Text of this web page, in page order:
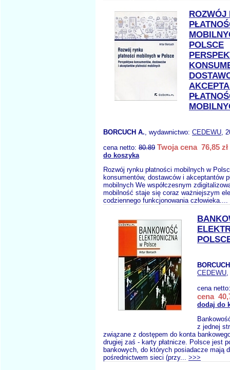
ROZWÓJ
POLSCE
BORCUCH A., wydawnictwo: CEDEWU,
cena netto: 80.89 Twoja cena 76,85 zł
do koszyka
Rozwój rynku płatności mobilnych w
konsumentów, dostawców i akceptantów
mobilnych We współczesnym
mobilność staje się coraz ważniejszym
codziennego funkcjonowania człowieka....
CEDEWU,
cena
cena
dodaj do
z jednej
związane z dostępem do konta
drugiej zaś - karty płatnicze. Polsce jest
bankowych, do których posiadacze mają
pośrednictwem sieci (przy... >>>